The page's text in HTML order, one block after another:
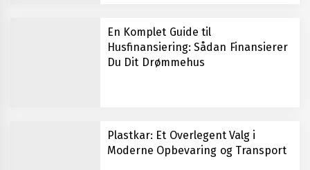
En Komplet Guide til
Husfinansiering: Sådan Finansierer
Du Dit Drømmehus
Plastkar: Et Overlegent Valg i
Moderne Opbevaring og Transport